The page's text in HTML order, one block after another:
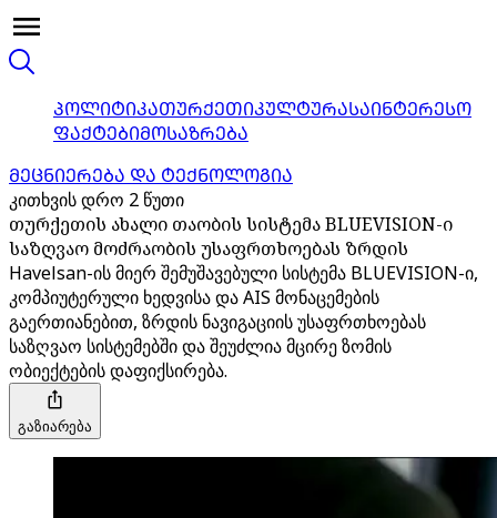
ᲞᲝᲚᲘᲢᲘᲙᲐᲗᲣᲠᲥᲔᲗᲘᲙᲣᲚᲢᲣᲠᲐᲡᲐᲘᲜᲢᲔᲠᲔᲡᲝ
ᲤᲐᲥᲢᲔᲑᲘᲛᲝᲡᲐᲖᲠᲔᲑᲐ
ᲛᲔᲪᲜᲘᲔᲠᲔᲑᲐ ᲓᲐ ᲢᲔᲥᲜᲝᲚᲝᲒᲘᲐ
კითხვის დრო 2 წუთი
თურქეთის ახალი თაობის სისტემა BLUEVISION-ი
საზღვაო მოძრაობის უსაფრთხოებას ზრდის
Havelsan-ის მიერ შემუშავებული სისტემა BLUEVISION-ი,
კომპიუტერული ხედვისა და AIS მონაცემების
გაერთიანებით, ზრდის ნავიგაციის უსაფრთხოებას
საზღვაო სისტემებში და შეუძლია მცირე ზომის
ობიექტების დაფიქსირება.
გაზიარება